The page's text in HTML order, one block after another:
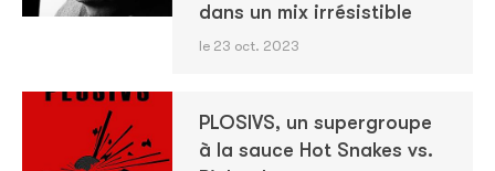
dans un mix irrésistible
le 23 oct. 2023
PLOSIVS, un supergroupe
à la sauce Hot Snakes vs.